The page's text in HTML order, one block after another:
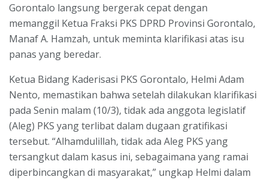
Gorontalo langsung bergerak cepat dengan
memanggil Ketua Fraksi PKS DPRD Provinsi Gorontalo,
Manaf A. Hamzah, untuk meminta klarifikasi atas isu
panas yang beredar.
Ketua Bidang Kaderisasi PKS Gorontalo, Helmi Adam
Nento, memastikan bahwa setelah dilakukan klarifikasi
pada Senin malam (10/3), tidak ada anggota legislatif
(Aleg) PKS yang terlibat dalam dugaan gratifikasi
tersebut. “Alhamdulillah, tidak ada Aleg PKS yang
tersangkut dalam kasus ini, sebagaimana yang ramai
diperbincangkan di masyarakat,” ungkap Helmi dalam